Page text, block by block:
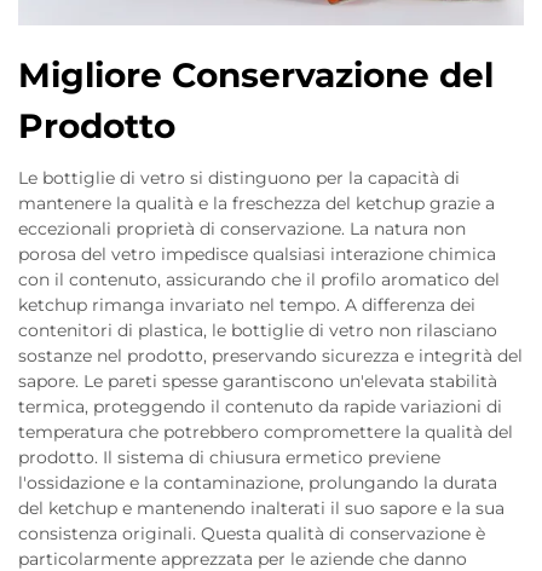
Migliore Conservazione del
Prodotto
Le bottiglie di vetro si distinguono per la capacità di
mantenere la qualità e la freschezza del ketchup grazie a
eccezionali proprietà di conservazione. La natura non
porosa del vetro impedisce qualsiasi interazione chimica
con il contenuto, assicurando che il profilo aromatico del
ketchup rimanga invariato nel tempo. A differenza dei
contenitori di plastica, le bottiglie di vetro non rilasciano
sostanze nel prodotto, preservando sicurezza e integrità del
sapore. Le pareti spesse garantiscono un'elevata stabilità
termica, proteggendo il contenuto da rapide variazioni di
temperatura che potrebbero compromettere la qualità del
prodotto. Il sistema di chiusura ermetico previene
l'ossidazione e la contaminazione, prolungando la durata
del ketchup e mantenendo inalterati il suo sapore e la sua
consistenza originali. Questa qualità di conservazione è
particolarmente apprezzata per le aziende che danno